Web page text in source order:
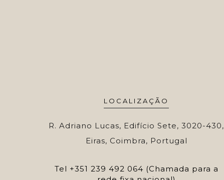
LOCALIZAÇÃO
R. Adriano Lucas, Edifício Sete, 3020-430,
Eiras, Coimbra, Portugal
Tel +351 239 492 064 (Chamada para a